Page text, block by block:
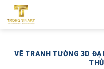
qua
VẼ TRANH TƯỜNG 3D